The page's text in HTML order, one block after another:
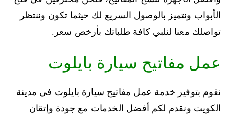
الأبواب ونتميز بالوصول السريع لك حيثما تكون وننتظر
تواصلك معنا لنلبي كافة طلباتك بأرخص سعر.
عمل مفاتيح سيارة بايلوت
نقوم بتوفير خدمة عمل مفاتيح سيارة بايلوت في مدينة
الكويت ونقدم لكم أفضل الخدمات مع جودة وإتقان